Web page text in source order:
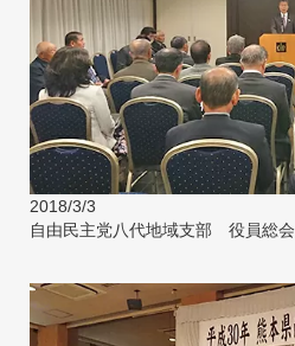
2018/3/3
自由民主党八代地域支部 役員総会